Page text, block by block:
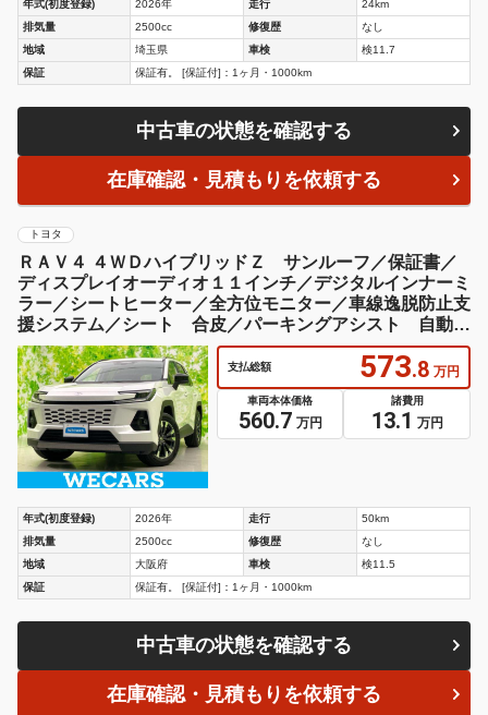
年式(初度登録) 2026年 走行
24km
排気量
2500cc 修復歴
なし
地域
埼玉県 車検
検11.7
保証
保証有。 [保証付]：1ヶ月・1000km
中古車の状態を確認する
在庫確認・見積もりを依頼する
トヨタ
ＲＡＶ４ ４ＷＤハイブリッドＺ サンルーフ／保証書／
ディスプレイオーディオ１１インチ／デジタルインナーミ
ラー／シートヒーター／全方位モニター／車線逸脱防止支
援システム／シート 合皮／パーキングアシスト 自動操
舵
支払総額 573.8 万円
車両本体価格
560.7 万円
諸費用
13.1 万円
年式(初度登録) 2026年 走行
50km
排気量
2500cc 修復歴
なし
地域
大阪府 車検
検11.5
保証
保証有。 [保証付]：1ヶ月・1000km
中古車の状態を確認する
在庫確認・見積もりを依頼する